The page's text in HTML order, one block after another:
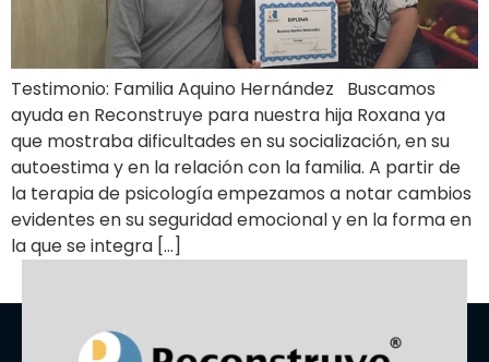
Testimonio: Familia Aquino Hernández Buscamos
ayuda en Reconstruye para nuestra hija Roxana ya
que mostraba dificultades en su socialización, en su
autoestima y en la relación con la familia. A partir de
la terapia de psicología empezamos a notar cambios
evidentes en su seguridad emocional y en la forma en
la que se integra […]